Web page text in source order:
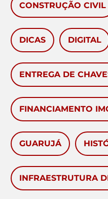
CONSTRUÇÃO CIVIL
DICAS DIGITAL
ENTREGA DE
FINANCIAMENTO
GUARUJÁ
INFRAESTRUTURA